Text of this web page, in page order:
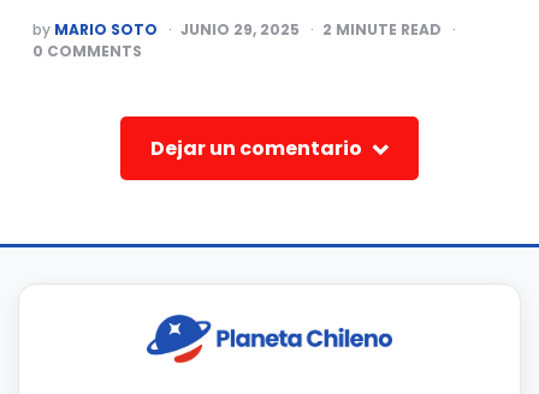
POSTED
BY
by MARIO SOTO JUNIO 29, 2025 2 MINUTE READ
0 COMMENTS
Dejar un comentario